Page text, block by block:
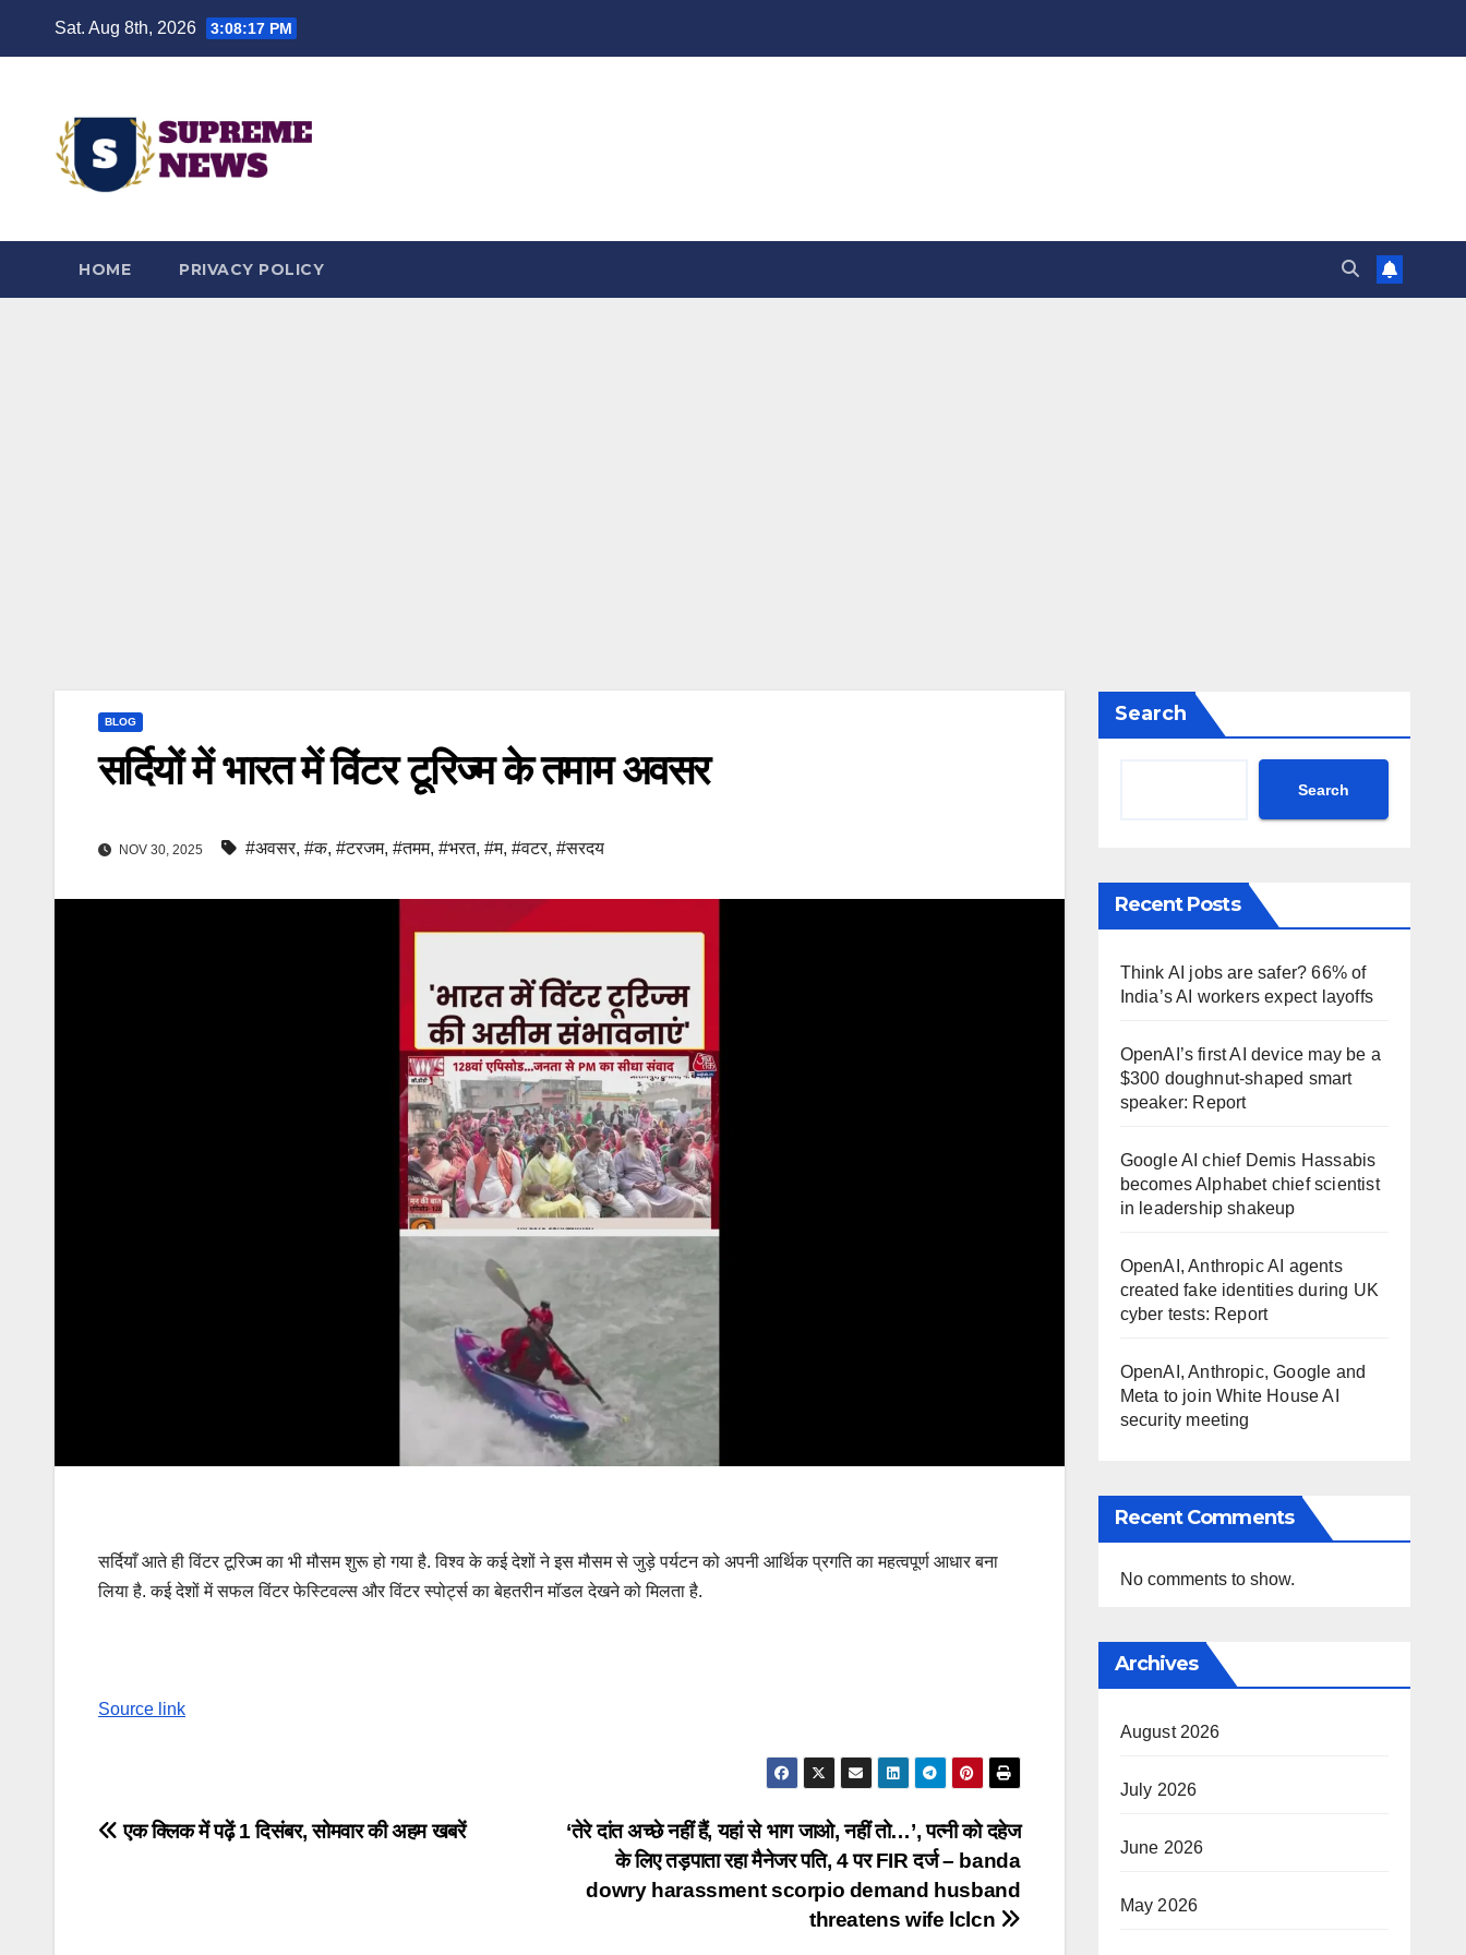
Sat. Aug 8th, 2026 3:08:18 PM
HOME PRIVACY POLICY
BLOG
सर्दियों में भारत में विंटर टूरिज्म के तमाम अवसर
NOV 30, 2025 #अवसर, #क, #टरजम, #तमम, #भरत, #म, #वटर, #सरदय
सर्दियाँ आते ही विंटर टूरिज्म का भी मौसम शुरू हो गया है. विश्व के कई देशों ने इस मौसम से जुड़े पर्यटन को अपनी आर्थिक प्रगति का महत्वपूर्ण आधार बना
लिया है. कई देशों में सफल विंटर फेस्टिवल्स और विंटर स्पोर्ट्स का बेहतरीन मॉडल देखने को मिलता है.
Source link
Post
‘तेरे दांत अच्छे नहीं हैं, यहां से भाग जाओ, नहीं तो…’, पत्नी को दहेज
के लिए तड़पाता रहा मैनेजर पति, 4 पर FIR दर्ज – banda
dowry harassment scorpio demand husband
threatens wife lclcn
एक क्लिक में पढ़ें 1 दिसंबर, सोमवार की अहम खबरें
Search
Search
Recent Posts
Think AI jobs are safer? 66% of
India’s AI workers expect layoffs
OpenAI’s first AI device may be a
$300 doughnut-shaped smart
speaker: Report
Google AI chief Demis Hassabis
becomes Alphabet chief scientist
in leadership shakeup
OpenAI, Anthropic AI agents
created fake identities during UK
cyber tests: Report
OpenAI, Anthropic, Google and
Meta to join White House AI
security meeting
Recent Comments
No comments to show.
Archives
August 2026
July 2026
June 2026
May 2026